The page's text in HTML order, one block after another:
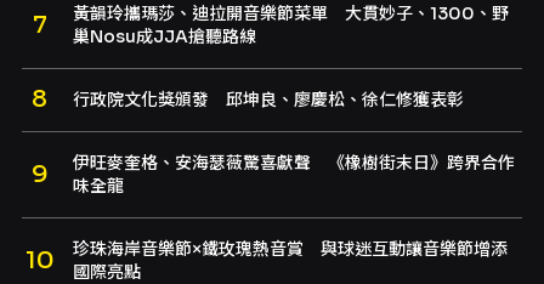
黃韻玲攜瑪莎、迪拉開音樂節菜單 大貫妙子、1300、野
巢Nosu成JJA搶聽路線
行政院文化獎頒發 邱坤良、廖慶松、徐仁修獲表彰
伊旺麥奎格、安海瑟薇驚喜獻聲 《橡樹街末日》跨界合作
味全龍
珍珠海岸音樂節×鐵玫瑰熱音賞 與球迷互動讓音樂節增添
國際亮點